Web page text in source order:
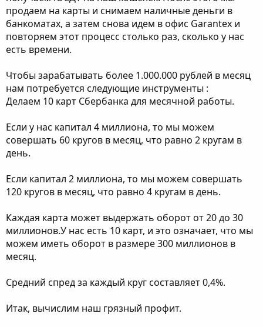
продаем на карты и снимаем наличные деньги в
банкоматах, а затем снова идем в офис Garantex и
повторяем этот процесс столько раз, сколько у нас
есть времени.
Чтобы зарабатывать более 1.000.000 рублей в месяц
нам потребуется следующие инструменты :
Делаем 10 карт Сбербанка для месячной работы.
Если у нас капитал 4 миллиона, то мы можем
совершать 60 кругов в месяц, что равно 2 кругам в
день.
Если капитал 2 миллиона, то мы можем совершать
120 кругов в месяц, что равно 4 кругам в день.
Каждая карта может выдержать оборот от 20 до 30
миллионов.У нас есть 10 карт, и это означает, что мы
можем иметь оборот в размере 300 миллионов в
месяц.
Средний спред за каждый круг составляет 0,4%.
Итак, вычислим наш грязный профит.